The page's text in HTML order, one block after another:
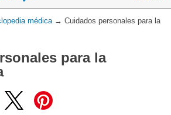
médica → Cuidados personales para la
para la